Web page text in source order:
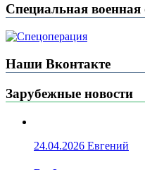
Специальная военная
Наши Вконтакте
Зарубежные новости
24.04.2026 Евгений